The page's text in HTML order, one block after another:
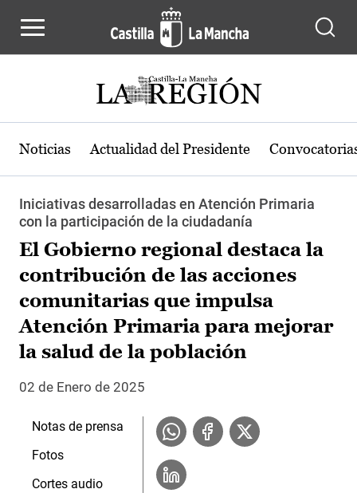
Noticias Actualidad del Presidente
Iniciativas desarrolladas en Atención Primaria
con la participación de la ciudadanía
El Gobierno regional destaca la
contribución de las acciones
comunitarias que impulsa
Atención Primaria para mejorar
la salud de la población
02 de Enero de 2025
Notas de prensa
Fotos
Cortes audio